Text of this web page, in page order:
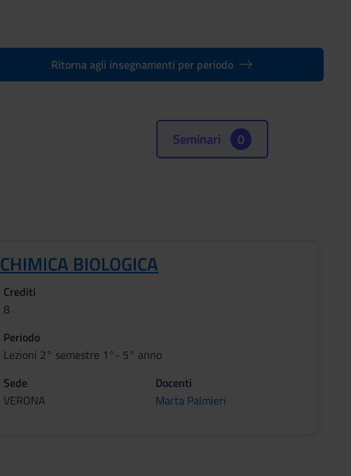
Ritorna agli insegnamenti per periodo
Seminari 0
CHIMICA BIOLOGICA
Crediti
8
Periodo
Lezioni 2° semestre 1°- 5° anno
Sede
VERONA
Docenti
Marta Palmieri